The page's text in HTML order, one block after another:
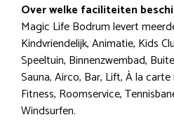
Over welke faciliteiten
Magic Life Bodrum levert
Kindvriendelijk, Animatie, Kids
Speeltuin, Binnenzwembad,
Sauna, Airco, Bar, Lift, À la
Fitness, Roomservice,
Windsurfen.